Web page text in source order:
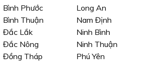
Bình Phước
Bình Thuận
Đắc Lắk
Đắc Nông
Đồng Tháp
Long An
Nam Định
Ninh Bình
Ninh Thuận
Phú Yên